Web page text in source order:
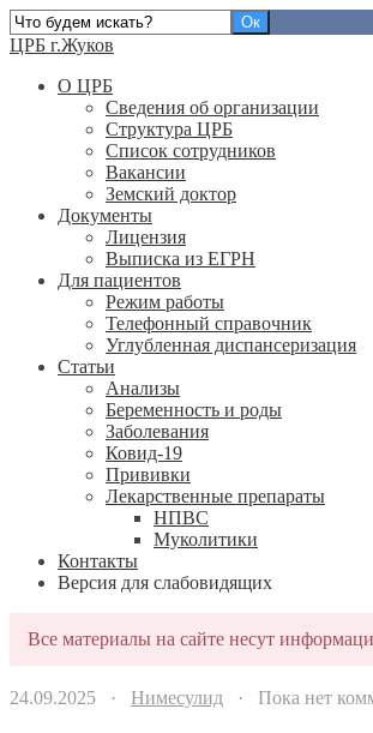
ЦРБ г.Жуков
О ЦРБ
Сведения об организации
Структура ЦРБ
Список сотрудников
Вакансии
Земский доктор
Документы
Лицензия
Выписка из ЕГРН
Для пациентов
Режим работы
Телефонный справочник
Углубленная диспансеризация
Статьи
Анализы
Беременность и роды
Заболевания
Ковид-19
Прививки
Лекарственные препараты
НПВС
Муколитики
Контакты
Версия для слабовидящих
Все материалы на сайте несут
24.09.2025 · Нимесулид · Пока нет